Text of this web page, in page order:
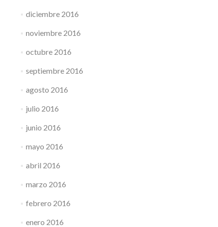
diciembre 2016
noviembre 2016
octubre 2016
septiembre 2016
agosto 2016
julio 2016
junio 2016
mayo 2016
abril 2016
marzo 2016
febrero 2016
enero 2016